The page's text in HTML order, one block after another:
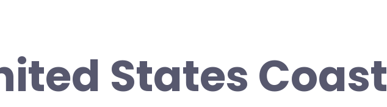
States Coast